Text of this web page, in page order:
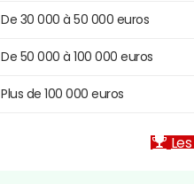
De 30 000 à 50 000 euros
De 50 000 à 100 000 euros
Plus de 100 000 euros